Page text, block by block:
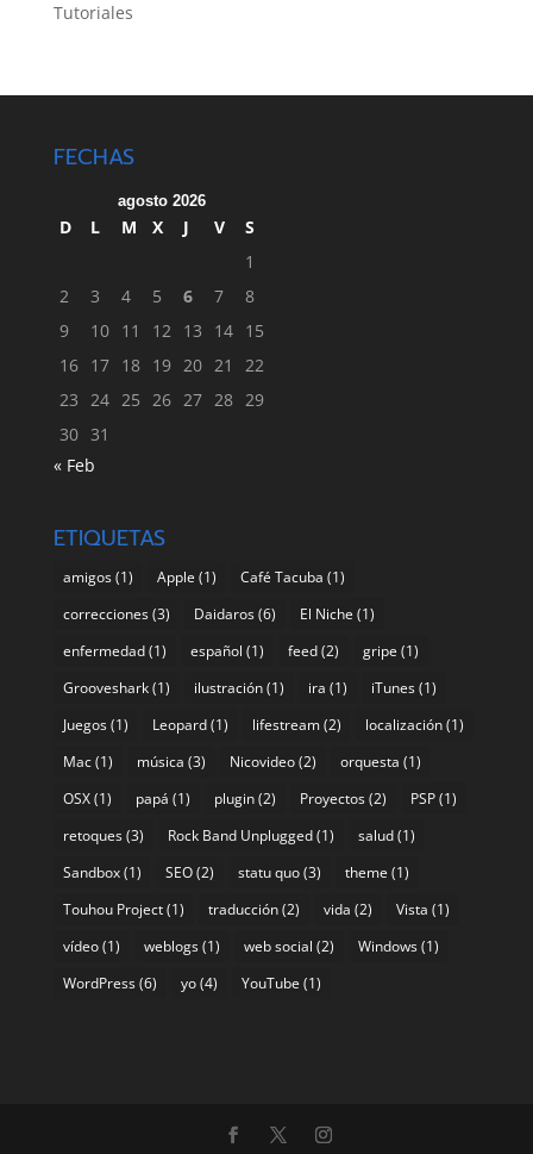
Tutoriales
FECHAS
agosto 2026
D L M X J V
S
1
2
3 4 5 6 7
8
9
10 11 12 13 14 15
16 17 18 19 20 21
22
23 24 25 26 27 28 29
30 31
« Feb
ETIQUETAS
amigos(1) Apple (1) Café Tacuba (1)
correcciones(3) Daidaros(6) El Niche (1)
enfermedad(1) español (1) feed(2) gripe (1)
Grooveshark(1) ilustración(1) ira (1) iTunes(1)
Juegos(1) Leopard(1) lifestream(2) localización(1)
Mac(1) música (3) Nicovideo(2) orquesta (1)
OSX(1) papá (1) plugin(2) Proyectos(2) PSP(1)
retoques(3) Rock Band Unplugged(1) salud(1)
Sandbox(1) SEO(2) statu quo(3) theme (1)
Touhou Project(1) traducción(2) vida (2) Vista (1)
vídeo(1) weblogs(1) web social (2) Windows(1)
WordPress(6) yo(4) YouTube (1)